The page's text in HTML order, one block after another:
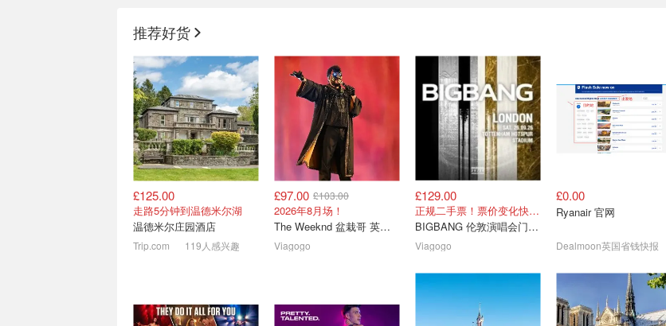
演回归 - 布莱顿
门票£15起！
欧洲轻松自由行🌍 庞贝古
城小巴团£173、巨石阵半
日游£61
景点门票/小团1日游都有！
P人免做攻略🎊英国必玩游
乐园 假期避暑玩爽！
法国巴黎迪士尼乐园攻略 -
门票价格，酒店交通
动物园+游乐园+海洋馆🦒
Chessington乐园超好玩
门票£34/张起！
推荐好货
£125.00
走路5分钟到温德米尔湖
温德米尔庄园酒店
Trip.com 119人感兴趣
£97.00 £103.00
2026年8月场！
The Weeknd 盆栽哥 英国演唱会
Viagogo
£129.00
正规二手票！票价变化快 来抢占好座位
BIGBANG 伦敦演唱会门票 2026年
Viagogo
£0.00
Ryanair 官网
Dealmoon英国省钱快报